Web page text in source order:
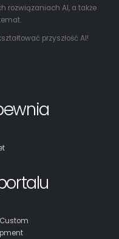
rozwiązaniach AI, a także
przyszłość AI!